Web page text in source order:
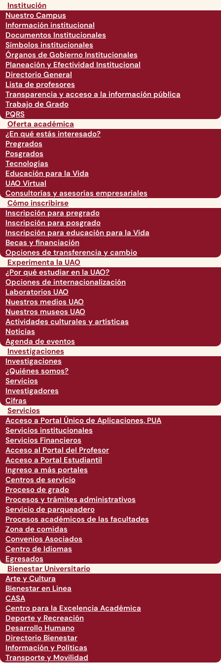
Institución
Nuestro Campus
Información institucional
Documentos Institucionales
Símbolos institucionales
Órganos de Gobierno Institucionales
Planeación y Efectividad Institucional
Directorio General
Lista de profesores
Transparencia y acceso a la información pública
Trabajo de Grado
PQRS
Oferta académica
¿En qué estás interesado?
Pregrados
Posgrados
Tecnologías
Educación para la Vida
UAO Virtual
Consultorías y asesorías empresariales
Cómo inscribirse
Inscripción para pregrado
Inscripción para posgrado
Inscripción para educación para la Vida
Becas y financiación
Opciones de transferencia y cambio
Experimenta la UAO
¿Por qué estudiar en la UAO?
Opciones de internacionalización
Laboratorios UAO
Nuestros medios UAO
Nuestros museos UAO
Actividades culturales y artísticas
Noticias
Agenda de eventos
Investigaciones
Investigaciones
¿Quiénes somos?
Servicios
Investigadores
Cifras
Servicios
Acceso a Portal Único de Aplicaciones, PUA
Servicios institucionales
Servicios Financieros
Acceso al Portal del Profesor
Acceso a Portal Estudiantil
Ingreso a más portales
Centros de servicio
Proceso de grado
Procesos y trámites administrativos
Servicio de parqueadero
Procesos académicos de las facultades
Zona de comidas
Convenios Asociados
Centro de Idiomas
Egresados
Bienestar Universitario
Arte y Cultura
Bienestar en Linea
CASA
Centro para la Excelencia Académica
Deporte y Recreación
Desarrollo Humano
Directorio Bienestar
Información y Políticas
Transporte y Movilidad